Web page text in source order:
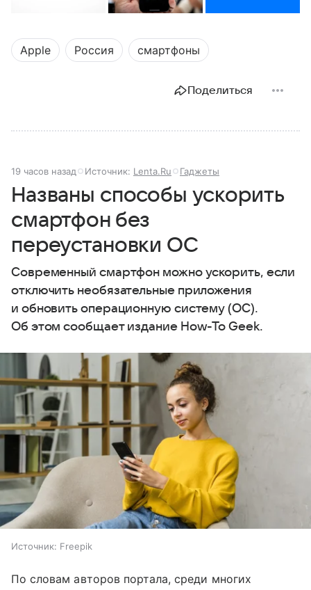
Apple Россия смартфоны
Поделиться
19 часов назад Источник: Lenta.Ru Гаджеты
Названы способы ускорить
смартфон без
переустановки ОС
Современный смартфон можно ускорить, если
отключить необязательные приложения
и обновить операционную систему (ОС).
Об этом сообщает издание How-To Geek.
Источник: Freepik
По словам авторов портала, среди многих